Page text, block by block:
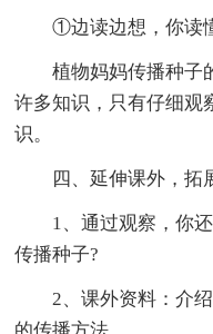
①边读边想，你读
植物妈妈传播种子
许多知识，只有仔细观
识。
四、延伸课外，拓
1、通过观察，你
传播种子?
2、课外资料：介